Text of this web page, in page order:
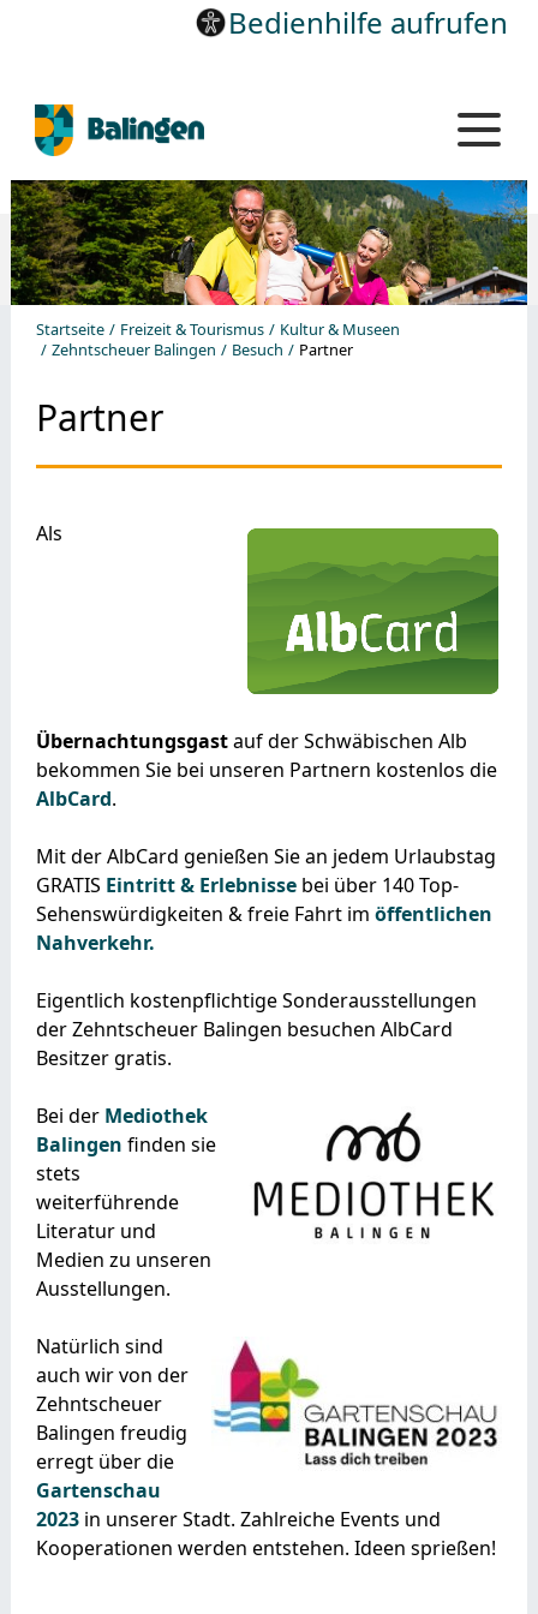
Bedienhilfe aufrufen
Startseite Freizeit & Tourismus
Kultur & Museen
Zehntscheuer Balingen
Besuch Partner
Partner
Als
Übernachtungsgastauf der Schwäbischen Alb
bekommen Sie bei unseren Partnern kostenlos die
AlbCard.
Mit der AlbCard genießen Sie an jedem Urlaubstag
GRATIS Eintritt & Erlebnisse bei über 140 Top-
Sehenswürdigkeiten & freie Fahrt im öffentlichen
Nahverkehr.
Eigentlich kostenpflichtige Sonderausstellungen
der Zehntscheuer Balingen besuchen AlbCard
Besitzer gratis.
Bei der Mediothek
Balingen finden sie
stets
weiterführende
Literatur und
Medien zu unseren
Ausstellungen.
Natürlich sind
auch wir von der
Zehntscheuer
Balingen freudig
erregt über die
Gartenschau
2023in unserer Stadt. Zahlreiche Events und
Kooperationen werden entstehen. Ideen sprießen!